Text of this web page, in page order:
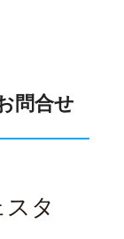
問合せ
タ